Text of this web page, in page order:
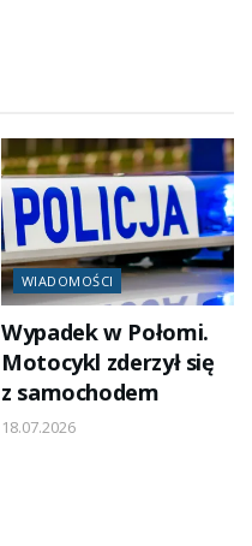
WIADOMOŚCI
Wypadek w Połomi.
Motocykl zderzył się
z samochodem
18.07.2026